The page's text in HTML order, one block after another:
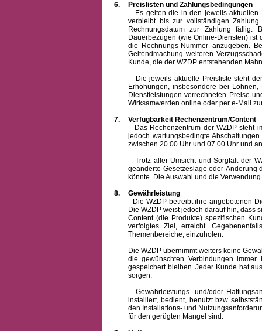
6.
Preislisten und Zahlungsbedingungen
Es gelten die in den jeweils aktuellen
verbleibt bis zur vollständigen
Rechnungsdatum zur Zahlung fällig.
Dauerbezügen (wie Online-Diensten)
die Rechnungs-Nummer anzugeben.
Geltendmachung weiteren
Kunde, die der WZDP entstehenden
Die jeweils aktuelle Preisliste steht dem
Erhöhungen, insbesondere bei
Dienstleistungen verrechneten Preise
Wirksamwerden online oder per e-Mail
7.
Verfügbarkeit Rechenzentrum/Content
Das Rechenzentrum der WZDP steht im
jedoch wartungsbedingte
zwischen 20.00 Uhr und 07.00 Uhr und
Trotz aller Umsicht und Sorgfalt der
geänderte Gesetzeslage oder Änderung
könnte. Die Auswahl und die
8.
Gewährleistung
Die WZDP betreibt ihre angebotenen
Die WZDP weist jedoch darauf hin, dass
Content (die Produkte) spezifischen
verfolgtes Ziel, erreicht.
Themenbereiche, einzuholen.
Die WZDP übernimmt weiters keine
die gewünschten Verbindungen
gespeichert bleiben. Jeder Kunde hat
sorgen.
Gewährleistungs- und/oder
installiert, bedient, benutzt bzw
den Installations- und
für den gerügten Mangel sind.